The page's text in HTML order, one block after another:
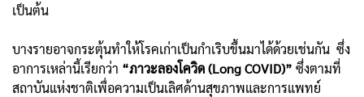
เป็นต้น
บางรายอาจกระตุ้นทำให้โรคเก่าเป็นกำเริบขึ้นมาได้ด้วยเช่นกัน ซึ่ง
อาการเหล่านี้เรียกว่า “ภาวะลองโควิด (Long COVID)” ซึ่งตามที่
สถาบันแห่งชาติเพื่อความเป็นเลิศด้านสุขภาพและการแพทย์